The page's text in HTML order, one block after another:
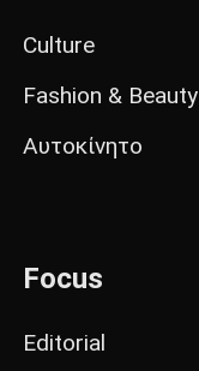
Culture
Fashion & Beauty
Αυτοκίνητο
Focus
Editorial